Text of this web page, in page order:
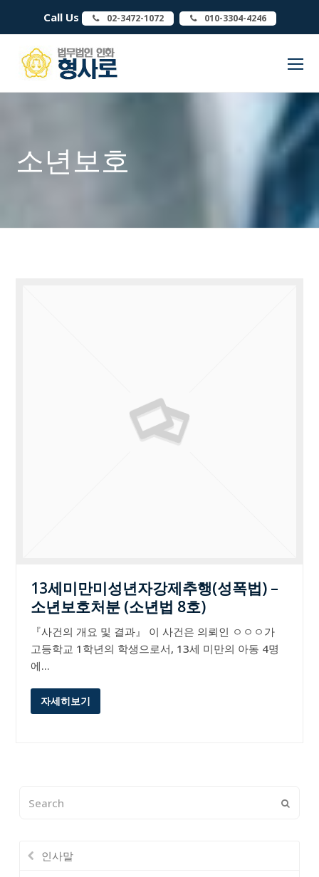
Call Us 02-3472-1072 010-3304-4246
소년보호
13세미만미성년자강제추행(성폭법) –
소년보호처분 (소년법 8호)
『사건의 개요 및 결과』 이 사건은 의뢰인 ㅇㅇㅇ가
고등학교 1학년의 학생으로서, 13세 미만의 아동 4명
에…
자세히보기
인사말